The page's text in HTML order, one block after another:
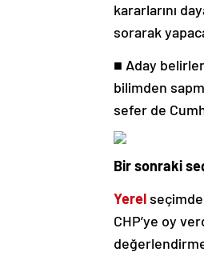
kararlarını
sorarak
■ Aday
bilimden
sefer de
Bir sonraki
Yerel
CHP’ye oy